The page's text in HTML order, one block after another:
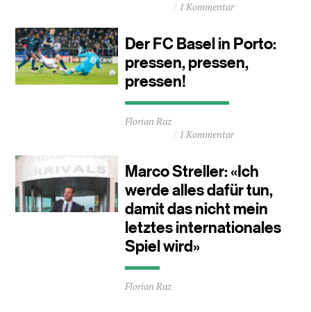
Minuten
1 Kommentar
Der FC Basel in Porto:
pressen, pressen,
pressen!
Durchschnittliche
Lesezeit
Minuten
Florian Raz
1 Kommentar
Marco Streller: «Ich
werde alles dafür tun,
damit das nicht mein
letztes internationales
Spiel wird»
Durchschnittliche
Lesezeit
Florian Raz